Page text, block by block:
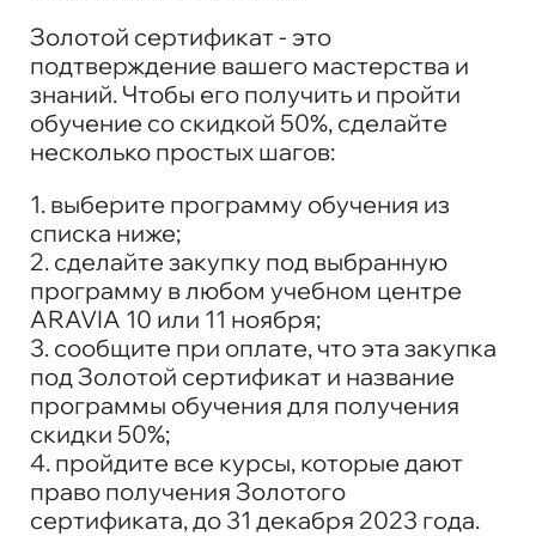
Золотой сертификат - это
подтверждение вашего мастерства и
знаний. Чтобы его получить и пройти
обучение со скидкой 50%, сделайте
несколько простых шагов:
1. выберите программу обучения из
списка ниже;
2. сделайте закупку под выбранную
программу в любом учебном центре
ARAVIA 10 или 11 ноября;
3. сообщите при оплате, что эта закупка
под Золотой сертификат и название
программы обучения для получения
скидки 50%;
4. пройдите все курсы, которые дают
право получения Золотого
сертификата,до 31 декабря 2023 года.